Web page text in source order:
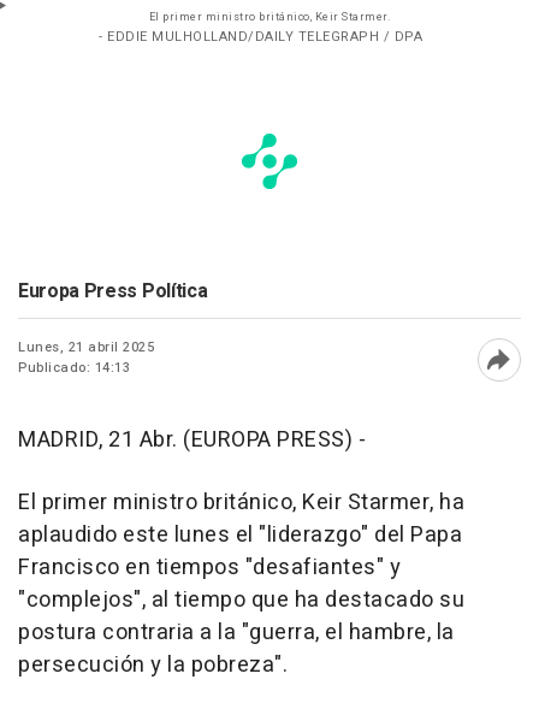
El primer ministro británico, Keir Starmer.
- EDDIE MULHOLLAND/DAILY TELEGRAPH / DPA
Europa Press Política
Lunes, 21 abril 2025
Publicado: 14:13
MADRID, 21 Abr. (EUROPA PRESS) -
El primer ministro británico, Keir Starmer, ha
aplaudido este lunes el "liderazgo" del Papa
Francisco en tiempos "desafiantes" y
"complejos", al tiempo que ha destacado su
postura contraria a la "guerra, el hambre, la
persecución y la pobreza".